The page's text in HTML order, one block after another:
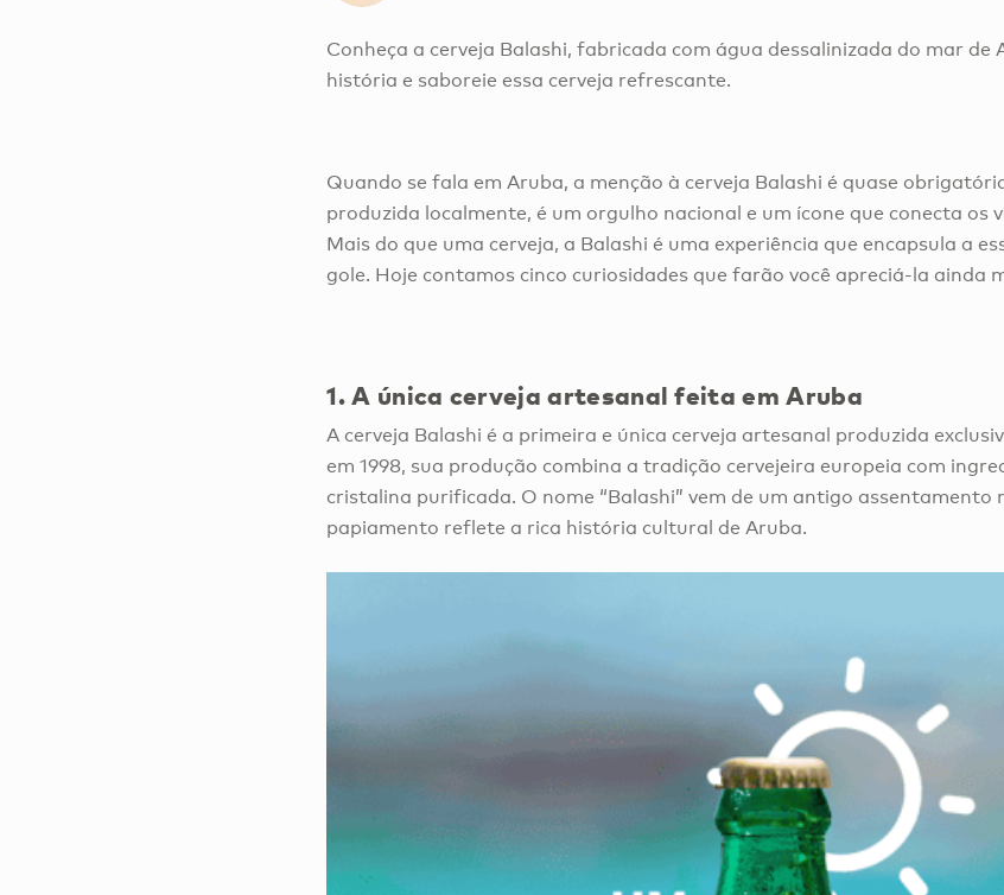
Conheça a cerveja Balashi, fabricada com água dessalinizada do mar de
história e saboreie essa cerveja refrescante.
Quando se fala em Aruba, a menção à cerveja Balashi é quase
produzida localmente, é um orgulho nacional e um ícone que conecta os
Mais do que uma cerveja, a Balashi é uma experiência que encapsula a
gole. Hoje contamos cinco curiosidades que farão você apreciá-la ainda
1.A única cerveja artesanal feita em Aruba
A cerveja Balashi é a primeira e única cerveja artesanal produzida
em 1998, sua produção combina a tradição cervejeira europeia com
cristalina purificada. O nome “Balashi” vem de um antigo assentamento
papiamento reflete a rica história cultural de Aruba.